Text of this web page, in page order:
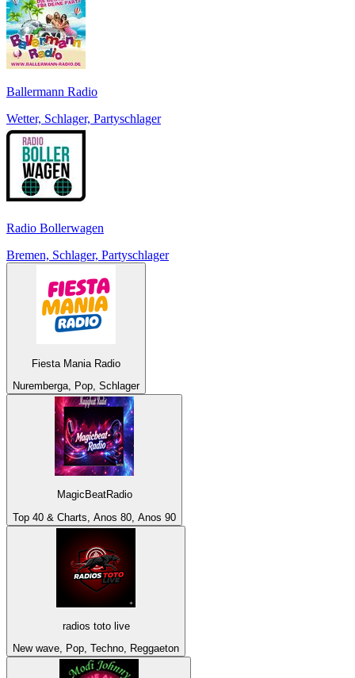
Ballermann Radio
Wetter, Schlager, Partyschlager
Radio Bollerwagen
Bremen, Schlager, Partyschlager
Fiesta Mania Radio
Nuremberga, Pop, Schlager
MagicBeatRadio
Top 40 & Charts, Anos 80, Anos 90
radios toto live
New wave, Pop, Techno, Reggaeton